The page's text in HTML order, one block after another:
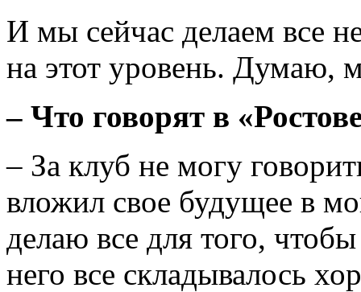
И мы сейчас делаем все
на этот уровень. Думаю,
– Что говорят в
– За клуб не могу
вложил свое будущее в
делаю все для того,
него все складывалось